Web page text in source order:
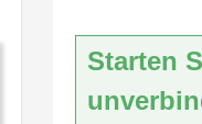
Starten